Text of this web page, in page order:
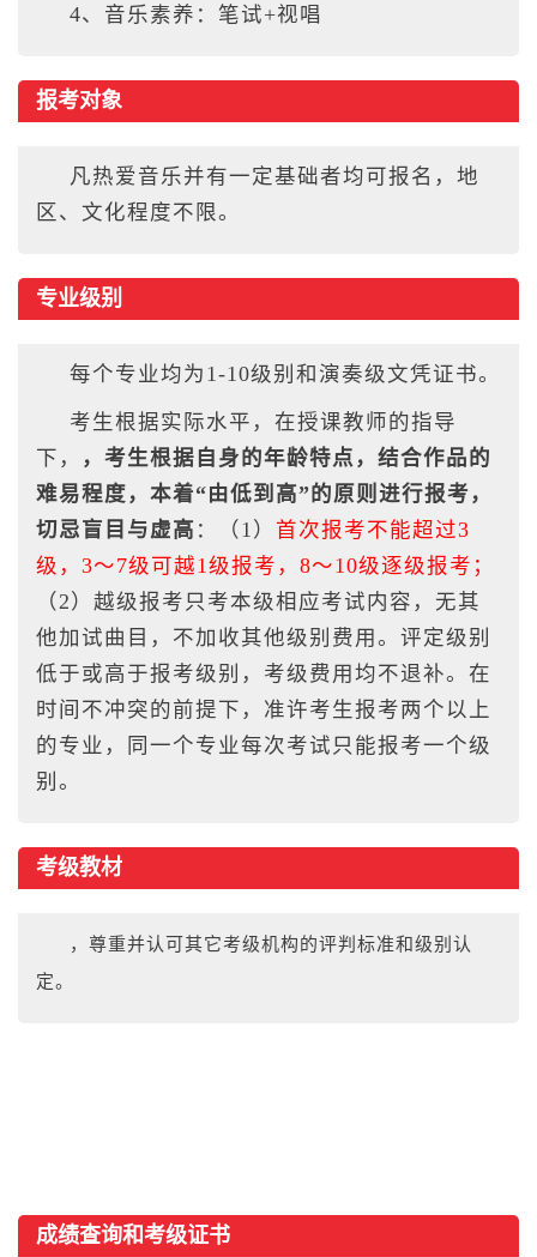
4、音乐素养：笔试+视唱
报考对象
凡热爱音乐并有一定基础者均可报名，地
区、文化程度不限。
专业级别
每个专业均为1-10级别和演奏级文凭证书。
考生根据实际水平，在授课教师的指导
下，
，考生根据自身的年龄特点，结合作品的
难易程度，本着“由低到高”的原则进行报考，
切忌盲目与虚高 ：（1） 首次报考不能超过3
级，3～7级可越1级报考，8～10级逐级报考；
（2）越级报考只考本级相应考试内容，无其
他加试曲目，不加收其他级别费用。 评定级别
低于或高于报考级别，考级费用均不退补。在
时间不冲突的前提下，准许考生报考两个以上
的专业，同一个专业每次考试只能报考一个级
别。
考级教材
，尊重并认可其它考级机构的评判标准和级别认
定。
成绩查询和考级证书